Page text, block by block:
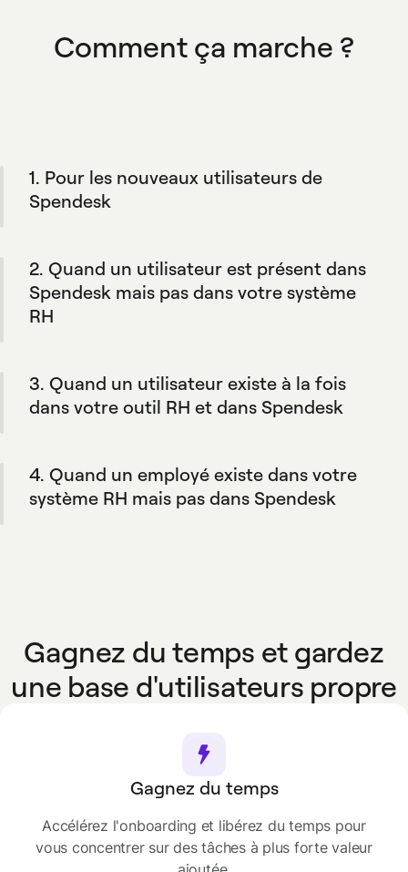
Comment ça marche ?
1. Pour les nouveaux utilisateurs de
Spendesk
équipes et fait correspondre leurs règles avec
votre politique de dépense.
2. Quand un utilisateur est présent dans
Spendesk mais pas dans votre système
RH
permet à votre outil de rester la seule source
de vérité. Vous conservez l'option de les
3. Quand un utilisateur existe à la fois
dans votre outil RH et dans Spendesk
automatiquement synchronisées dans
Spendesk.
4. Quand un employé existe dans votre
système RH mais pas dans Spendesk
Gagnez du temps et gardez
une base d'utilisateurs propre
Gagnez du temps
Accélérez l'onboarding et libérez du temps pour
vous concentrer sur des tâches à plus forte valeur